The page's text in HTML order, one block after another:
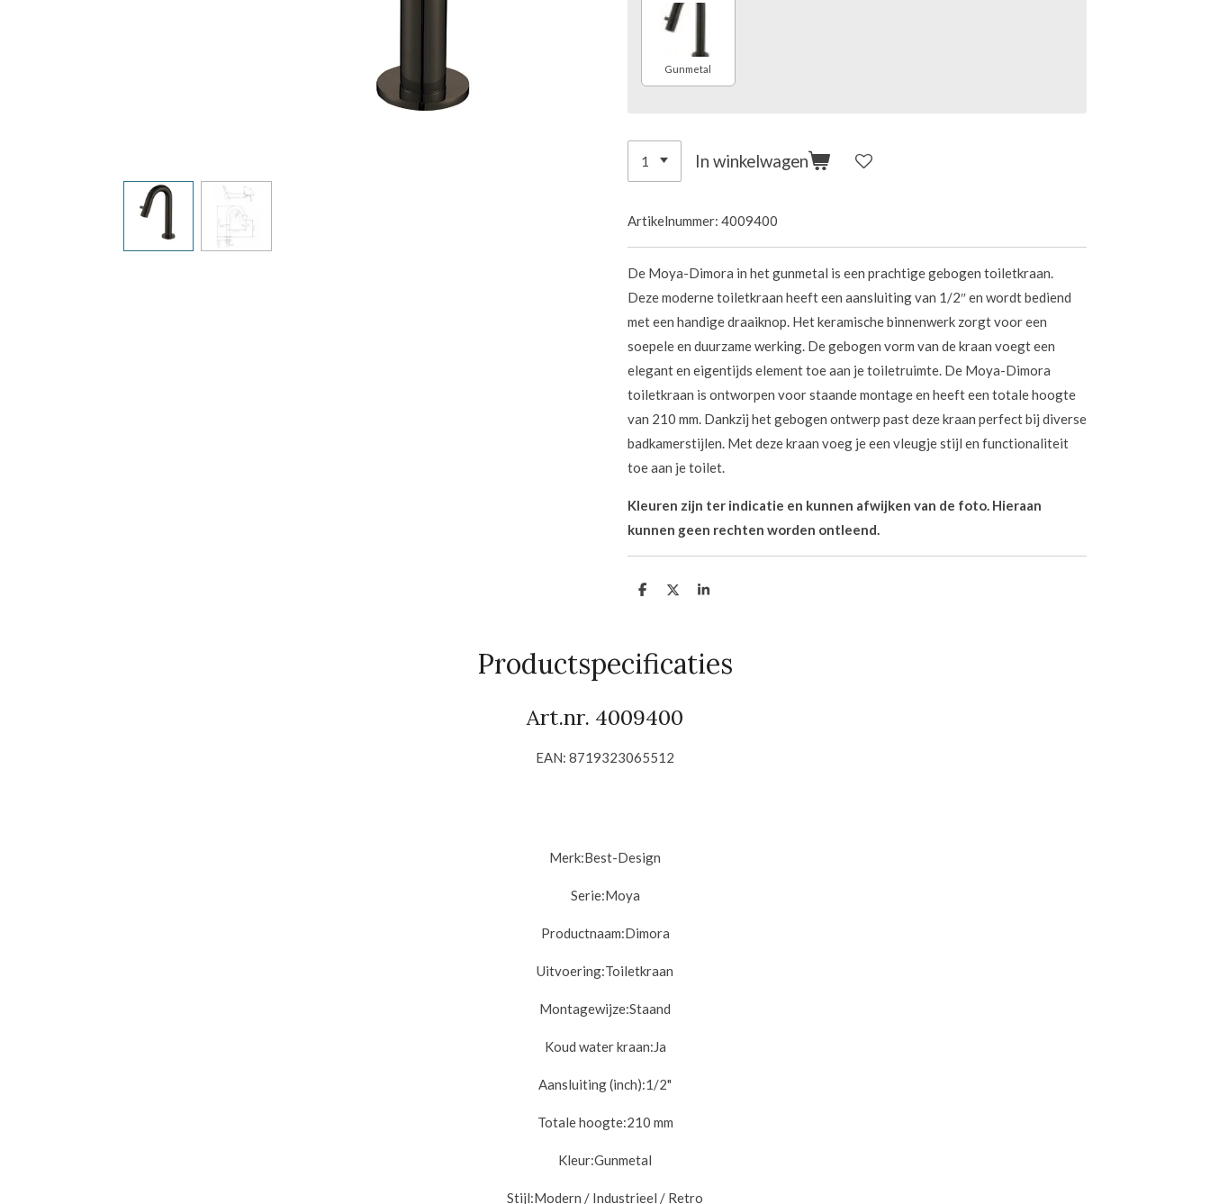
Gunmetal
In winkelwagen
Artikelnummer: 4009400
De Moya-Dimora in het gunmetal is een prachtige gebogen toiletkraan.
Deze moderne toiletkraan heeft een aansluiting van 1/2″ en wordt bediend
met een handige draaiknop. Het keramische binnenwerk zorgt voor een
soepele en duurzame werking. De gebogen vorm van de kraan voegt een
elegant en eigentijds element toe aan je toiletruimte. De Moya-Dimora
toiletkraan is ontworpen voor staande montage en heeft een totale hoogte
van 210 mm. Dankzij het gebogen ontwerp past deze kraan perfect bij diverse
badkamerstijlen. Met deze kraan voeg je een vleugje stijl en functionaliteit
toe aan je toilet.
Kleuren zijn ter indicatie en kunnen afwijken van de foto. Hieraan
kunnen geen rechten worden ontleend.
D
D
S
Productspecificaties
Art.nr. 4009400
EAN: 8719323065512
Merk:Best-Design
Serie:Moya
Productnaam:Dimora
Uitvoering:Toiletkraan
Montagewijze:Staand
Koud water kraan:Ja
Aansluiting (inch):1/2"
Totale hoogte:210 mm
Kleur:Gunmetal
Stijl:Modern / Industrieel / Retro